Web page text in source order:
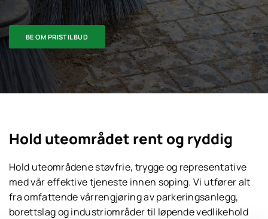
BE OM PRISTILBUD
Hold uteområdet rent og ryddig
Hold uteområdene støvfrie, trygge og representative
med vår effektive tjeneste innen soping. Vi utfører alt
fra omfattende vårrengjøring av parkeringsanlegg,
borettslag og industriområder til løpende vedlikehold